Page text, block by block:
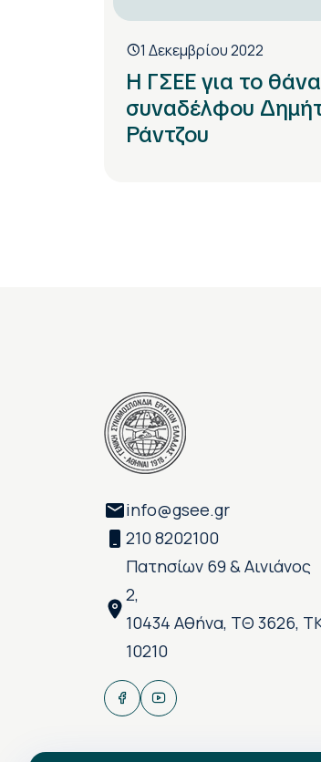
1 Δεκεμβρίου 2022
Η ΓΣΕΕ για το
συναδέλφου
Ράντζου
info@gsee.gr
210 8202100
Πατησίων 69 & Αινιάνος
2,
10434 Αθήνα, ΤΘ 3626,
10210